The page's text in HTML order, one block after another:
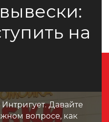
на
Давайте
вопросе, как